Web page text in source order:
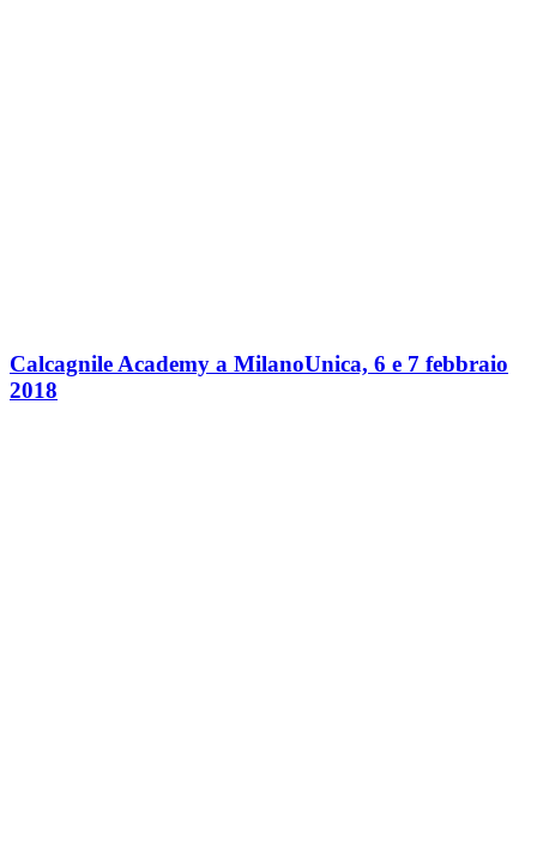
Calcagnile Academy a MilanoUnica, 6 e 7 febbraio
2018